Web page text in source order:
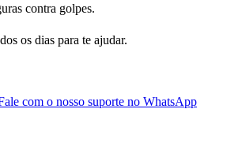
contra golpes.
os dias para te ajudar.
com o nosso suporte no WhatsApp